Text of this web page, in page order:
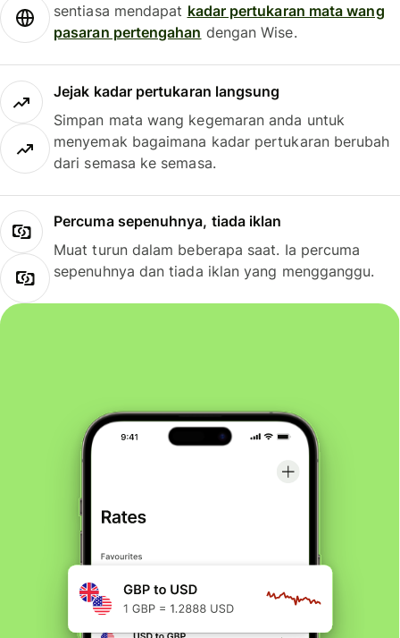
sentiasa mendapat kadar pertukaran mata wang
pasaran pertengahan dengan Wise.
Jejak kadar pertukaran langsung
Simpan mata wang kegemaran anda untuk
menyemak bagaimana kadar pertukaran berubah
dari semasa ke semasa.
Percuma sepenuhnya, tiada iklan
Muat turun dalam beberapa saat. Ia percuma
sepenuhnya dan tiada iklan yang mengganggu.